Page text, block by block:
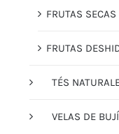
FRUTAS SECAS
FRUTAS
TÉS
VELAS DE